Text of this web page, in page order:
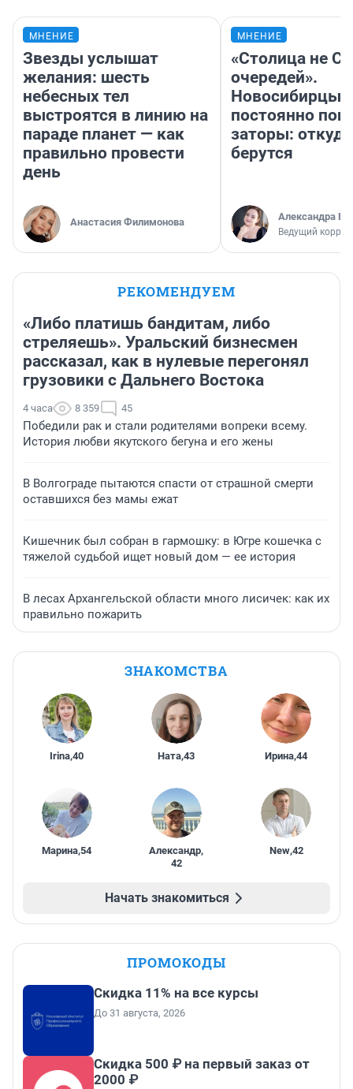
МНЕНИЕ
Звезды услышат
желания: шесть
небесных тел
выстроятся в линию на
параде планет — как
правильно провести
день
Анастасия Филимонова
МНЕНИЕ
«Столица не
очередей».
Новосибирцы
постоянно
заторы:
берутся
Александра
Ведущий
РЕКОМЕНДУЕМ
«Либо платишь бандитам, либо
стреляешь». Уральский бизнесмен
рассказал, как в нулевые перегонял
грузовики с Дальнего Востока
4 часа 8 359 45
Победили рак и стали родителями вопреки всему.
История любви якутского бегуна и его жены
В Волгограде пытаются спасти от страшной смерти
оставшихся без мамы ежат
Кишечник был собран в гармошку: в Югре кошечка с
тяжелой судьбой ищет новый дом — ее история
В лесах Архангельской области много лисичек: как их
правильно пожарить
ЗНАКОМСТВА
Irina,40 Ната,43 Ирина,44
Марина,54 Александр,
42
New,42
Начать знакомиться
ПРОМОКОДЫ
Скидка 11% на все курсы
До 31 августа, 2026
Скидка 500 ₽ на первый заказ от
2000 ₽